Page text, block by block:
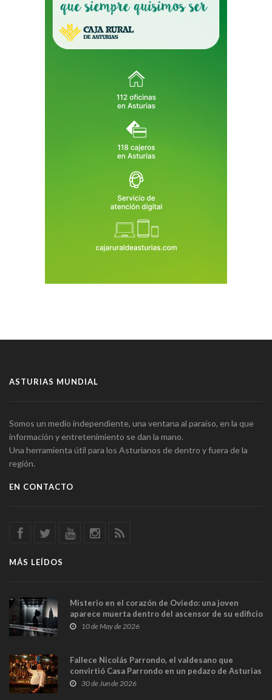
ASTURIAS MUNDIAL
Somos un medio independiente, una ventana al paraíso, en la que
información y entretenimiento se dan la mano.
Una herramienta útil para los Asturianos de dentro y fuera de la
región.
EN CONTACTO
MÁS LEÍDOS
Misterio en el corazón de Oviedo: una joven
aparece muerta dentro del ascensor de su edificio
y las cámaras captan sus últimos minutos
10 de May de 2026
Fallece Nicolás Parrondo, el valdesano que
convirtió Casa Parrondo en un pedazo de Asturias
en Madrid
30 de Jun de 2026